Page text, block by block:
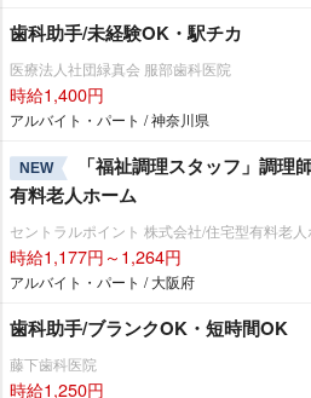
歯科助手/未経験OK・駅チカ
医療法人社団緑真会 服部歯科医院
時給1,400円
アルバイト・パート / 神奈川県
NEW
「福祉調理スタッフ」調理
有料老人ホーム
セントラルポイント 株式会社/住宅型有料老
時給1,177円～1,264円
アルバイト・パート / 大阪府
歯科助手/ブランクOK・短時間OK
藤下歯科医院
時給1,250円